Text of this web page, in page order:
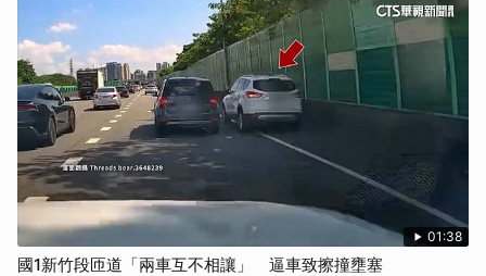
01:38
國1新竹段匝道「兩車互不相讓」 逼車致擦撞壅塞